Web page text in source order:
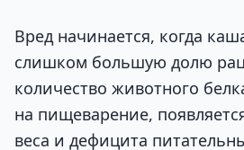
Вред начинается, когда
слишком большую долю
количество животного
на пищеварение,
веса и дефицита